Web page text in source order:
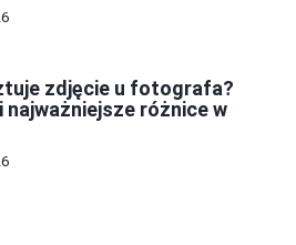
zdjęcie u fotografa?
najważniejsze różnice w